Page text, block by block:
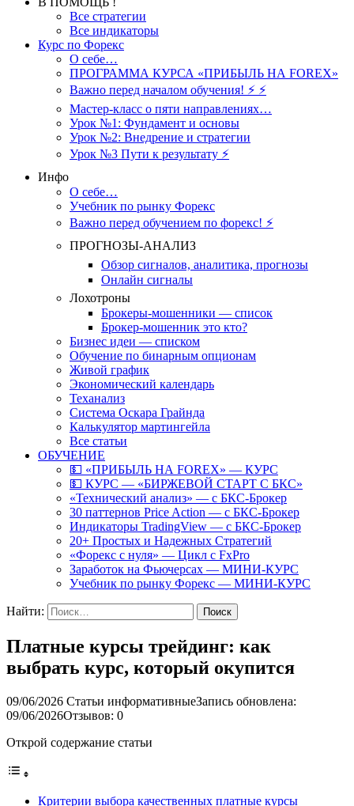
Все стратегии
Все индикаторы
Курс по Форекс
О себе…
ПРОГРАММА КУРСА «ПРИБЫЛЬ НА FOREX»
Важно перед началом обучения! ⚡ ⚡
Мастер-класс о пяти направлениях…
Урок №1: Фундамент и основы
Урок №2: Внедрение и стратегии
Урок №3 Пути к результату ⚡️
Инфо
О себе…
Учебник по рынку Форекс
Важно перед обучением по форекс! ⚡
ПРОГНОЗЫ-АНАЛИЗ
Обзор сигналов, аналитика, прогнозы
Онлайн сигналы
Лохотроны
Брокеры-мошенники — список
Брокер-мошенник это кто?
Бизнес идеи — списком
Обучение по бинарным опционам
Живой график
Экономический календарь
Теханализ
Система Оскара Грайнда
Калькулятор мартингейла
Все статьи
ОБУЧЕНИЕ
💵 «ПРИБЫЛЬ НА FOREX» — КУРС
💵 КУРС — «БИРЖЕВОЙ СТАРТ С БКС»
«Технический анализ» — с БКС-Брокер
30 паттернов Price Action — с БКС-Брокер
Индикаторы TradingView — с БКС-Брокер
20+ Простых и Надежных Стратегий
«Форекс с нуля» — Цикл с FxPro
Заработок на Фьючерсах — МИНИ-КУРС
Учебник по рынку Форекс — МИНИ-КУРС
Найти:
Платные курсы трейдинг: как
выбрать курс, который окупится
09/06/2026 Статьи информативныеЗапись обновлена:
09/06/2026Отзывов: 0
Открой содержание статьи
Критерии выбора качественных платные курсы